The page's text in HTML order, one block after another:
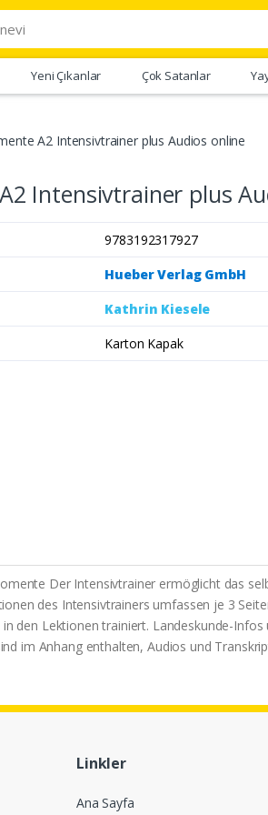
Yeni Çıkanlar Çok Satanlar
A2 Intensivtrainer plus Audios online
Intensivtrainer plus
9783192317927
Hueber Verlag GmbH
Kathrin Kiesele
Karton Kapak
Der Intensivtrainer ermöglicht das
des Intensivtrainers umfassen je 3
den Lektionen trainiert. Landeskunde-
im Anhang enthalten, Audios und
Linkler
Ana Sayfa